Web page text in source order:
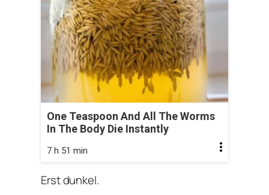
One Teaspoon And All The Worms
In The Body Die Instantly
7 h 51 min
Erst dunkel.